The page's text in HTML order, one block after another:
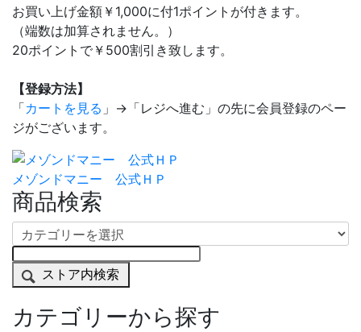
お買い上げ金額￥1,000に付1ポイントが付きます。
（端数は加算されません。）
20ポイントで￥500割引き致します。
【登録方法】
「カートを見る 」→「レジへ進む」の先に会員登録のペー
ジがございます。
メゾンドマニー 公式ＨＰ
商品検索
ストア内検索
カテゴリーから探す